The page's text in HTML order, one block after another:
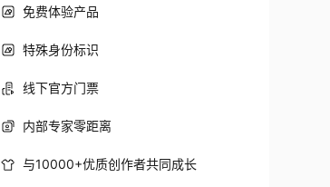
免费体验产品
特殊身份标识
线下官方门票
内部专家零距离
与10000+优质创作者共同成长